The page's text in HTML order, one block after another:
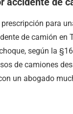
para
de camión en
según la
de camiones
un abogado